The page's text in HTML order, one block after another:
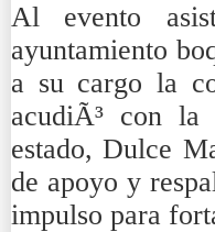
Al evento
ayuntamiento
a su cargo la
acudiÃ³ con la
estado, Dulce
de apoyo y
impulso para